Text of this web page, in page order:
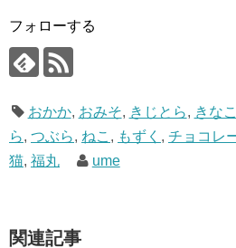
フォローする
おかか, おみそ, きじとら, きなこ
ら, つぶら, ねこ , もずく , チョコレ
猫, 福丸 ume
関連記事